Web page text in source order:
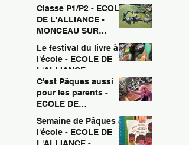
Classe P1/P2 - ECOLE
DE L'ALLIANCE -
MONCEAU SUR
10 avr. 1 min de lecture
Le festival du livre à
l'école - ECOLE DE
L'ALLIANCE -
MONCEAU SUR
SAMBRE
10 avr. 1 min de lecture
C'est Pâques aussi
pour les parents -
ECOLE DE
MONCEAU SUR
SAMBRE
10 avr. 1 min de lecture
Semaine de Pâques à
l'école - ECOLE DE